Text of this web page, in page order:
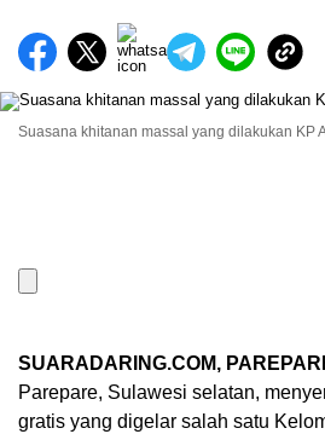
Suasana khitanan massal yang dilakukan KP
SUARADARING.COM,
Parepare, Sulawesi selatan,
gratis yang digelar salah satu